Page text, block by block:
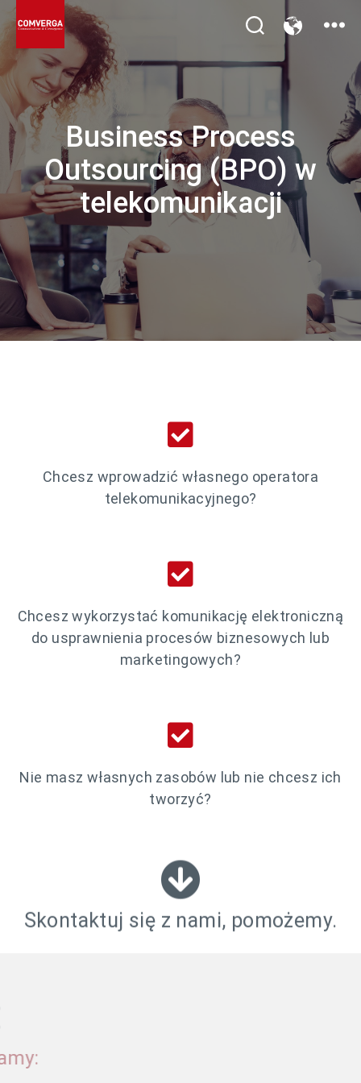
Business Process
Outsourcing (BPO) w
telekomunikacji
Outsourcing (BPO) w
telekomunikacji
Chcesz wprowadzić własnego operatora
telekomunikacyjnego?
Chcesz wykorzystać komunikację elektroniczną
do usprawnienia procesów biznesowych lub
marketingowych?
Nie masz własnych zasobów lub nie chcesz ich
tworzyć?
Skontaktuj się z nami, pomożemy.
Zapewniamy: